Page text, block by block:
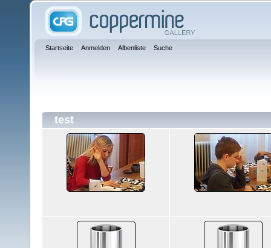
Startseite Anmelden Albenliste Suche
test